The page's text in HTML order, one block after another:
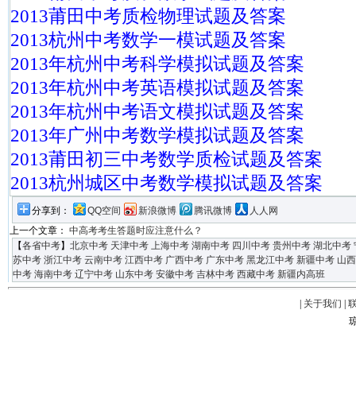
2013莆田中考质检物理试题及答案
2013杭州中考数学一模试题及答案
2013年杭州中考科学模拟试题及答案
2013年杭州中考英语模拟试题及答案
2013年杭州中考语文模拟试题及答案
2013年广州中考数学模拟试题及答案
2013莆田初三中考数学质检试题及答案
2013杭州城区中考数学模拟试题及答案
分享到： QQ空间 新浪微博 腾讯微博
人人网
上一个文章： 中高考考生答题时应注意什么？
【各省中考】 北京中考 天津中考 上海中考 湖南中考 四川中考 贵州中考 湖北中考
苏中考 浙江中考 云南中考 江西中考 广西中考 广东中考 黑龙江中考 新疆中考 山
中考 海南中考 辽宁中考 山东中考 安徽中考 吉林中考 西藏中考 新疆内高班
关于我们